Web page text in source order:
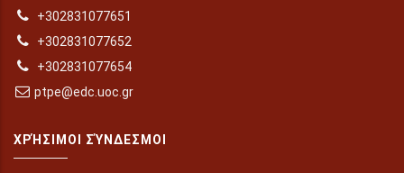
+302831077651
+302831077652
+302831077654
ptpe@edc.uoc.gr
ΧΡΉΣΙΜΟΙ ΣΎΝΔΕΣΜΟΙ